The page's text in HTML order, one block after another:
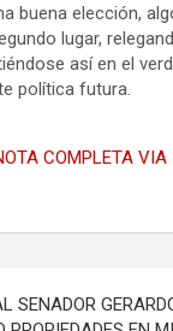
buena elección,
lugar,
así en el
política futura.
COMPLETA
SENADOR